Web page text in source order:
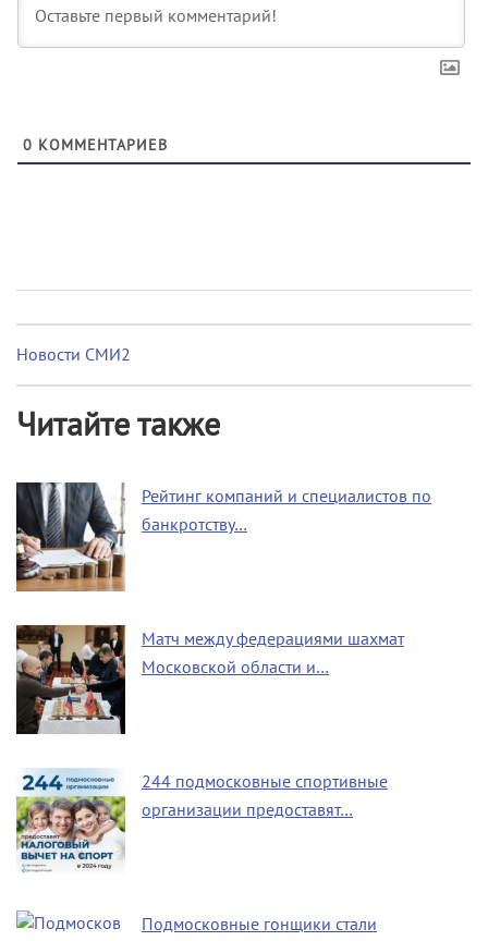
0 КОММЕНТАРИЕВ
Новости СМИ2
Читайте также
Рейтинг компаний и специалистов по
банкротству…
Матч между федерациями шахмат
Московской области и…
244 подмосковные спортивные
организации предоставят…
Подмосковные гонщики стали